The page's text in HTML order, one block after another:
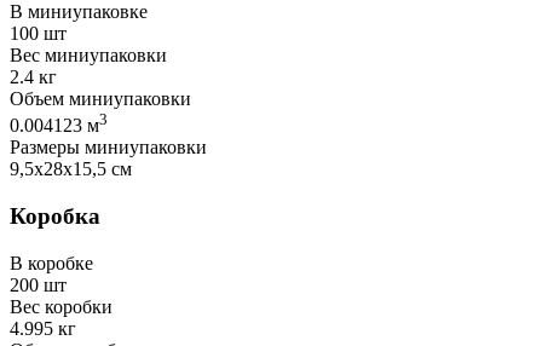
В миниупаковке
100 шт
Вес миниупаковки
2.4 кг
Объем миниупаковки
0.004123 м3
Размеры миниупаковки
9,5х28х15,5 см
Коробка
В коробке
200 шт
Вес коробки
4.995 кг